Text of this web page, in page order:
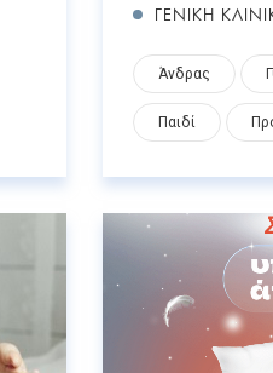
ΓΕΝΙΚΗ
Άνδρας
Παιδί